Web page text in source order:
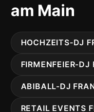
am Main
HOCHZEITS-DJ
FIRMENFEIER-
ABIBALL-DJ
RETAIL EVENTS